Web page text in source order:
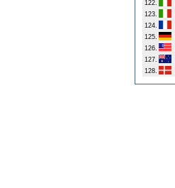
122.
123.
124.
125.
126.
127.
128.